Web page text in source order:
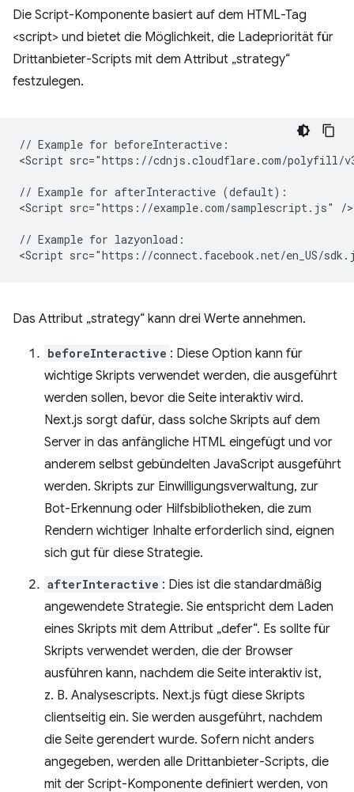
Die Script-Komponente basiert auf dem HTML-Tag
<script> und bietet die Möglichkeit, die Ladepriorität für
Drittanbieter-Scripts mit dem Attribut „strategy“
festzulegen.
// Example for beforeInteractive:
<Script src="https://cdnjs.cloudflare.com/polyfill/
// Example for afterInteractive (default):
<Script src="https://example.com/samplescript.js" />
// Example for lazyonload:
Das Attribut „strategy“ kann drei Werte annehmen.
beforeInteractive : Diese Option kann für
wichtige Skripts verwendet werden, die ausgeführt
werden sollen, bevor die Seite interaktiv wird.
Next.js sorgt dafür, dass solche Skripts auf dem
Server in das anfängliche HTML eingefügt und vor
anderem selbst gebündelten JavaScript ausgeführt
werden. Skripts zur Einwilligungsverwaltung, zur
Bot-Erkennung oder Hilfsbibliotheken, die zum
Rendern wichtiger Inhalte erforderlich sind, eignen
sich gut für diese Strategie.
afterInteractive : Dies ist die standardmäßig
angewendete Strategie. Sie entspricht dem Laden
eines Skripts mit dem Attribut „defer“. Es sollte für
Skripts verwendet werden, die der Browser
ausführen kann, nachdem die Seite interaktiv ist,
z. B. Analysescripts. Next.js fügt diese Skripts
clientseitig ein. Sie werden ausgeführt, nachdem
die Seite gerendert wurde. Sofern nicht anders
angegeben, werden alle Drittanbieter-Scripts, die
mit der Script-Komponente definiert werden, von